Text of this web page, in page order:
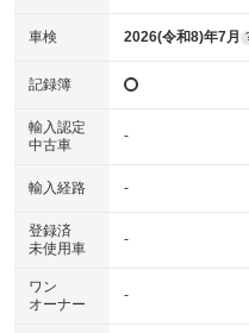
車検 2026(令和8)年7月
記録簿
輸入認定
中古車
-
輸入経路 -
登録済
未使用車
-
ワン
オーナー
-